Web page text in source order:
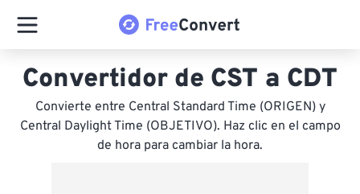
Convertidor de CST a CDT
Convierte entre Central Standard Time (ORIGEN) y
Central Daylight Time (OBJETIVO). Haz clic en el campo
de hora para cambiar la hora.